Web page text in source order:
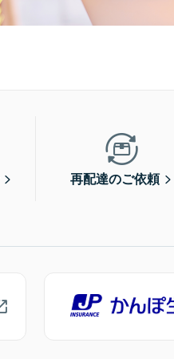
再配達のご依頼